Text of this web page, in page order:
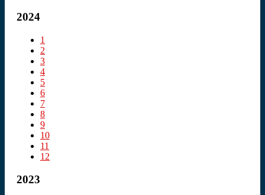
2024
1
2
3
4
5
6
7
8
9
10
11
12
2023